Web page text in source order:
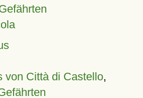
von Città di Castello,